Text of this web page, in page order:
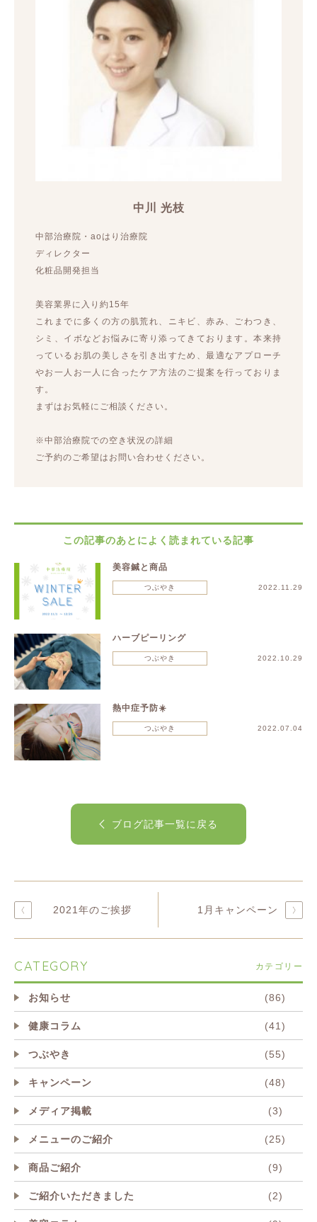
中川 光枝
中部治療院・aoはり治療院
ディレクター
化粧品開発担当
美容業界に入り約15年
これまでに多くの方の肌荒れ、ニキビ、赤み、ごわつき、
シミ、イボなどお悩みに寄り添ってきております。本来持
っているお肌の美しさを引き出すため、最適なアプローチ
やお一人お一人に合ったケア方法のご提案を行っておりま
す。
まずはお気軽にご相談ください。
※中部治療院での空き状況の詳細
ご予約のご希望はお問い合わせください。
この記事のあとによく読まれている記事
美容鍼と商品
つぶやき 2022.11.29
ハーブピーリング
つぶやき 2022.10.29
熱中症予防☀️
つぶやき 2022.07.04
ブログ記事一覧に戻る
2021年のご挨拶 1月キャンペーン
CATEGORY カテゴリー
お知らせ (86)
健康コラム (41)
つぶやき (55)
キャンペーン (48)
メディア掲載 (3)
メニューのご紹介 (25)
商品ご紹介 (9)
ご紹介いただきました (2)